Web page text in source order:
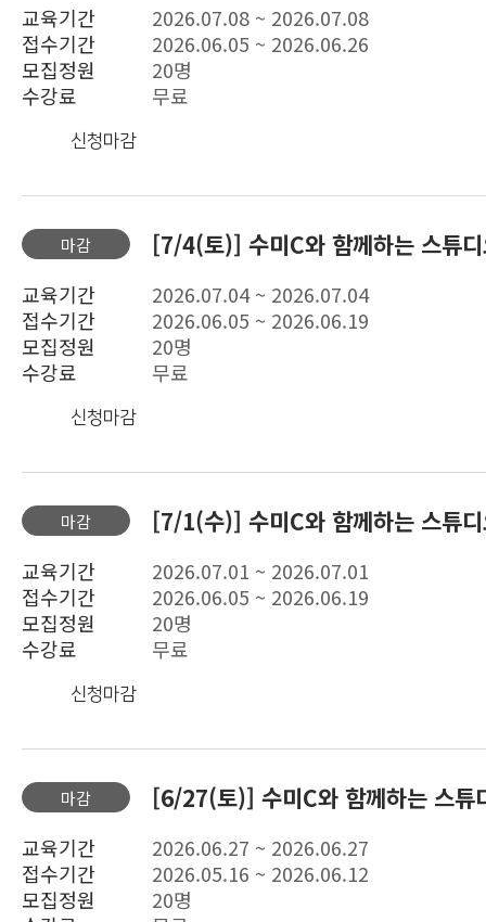
교육기간
2026.07.08 ~ 2026.07.08
접수기간
2026.06.05 ~ 2026.06.26
모집정원
20명
수강료
무료
신청마감
마감 [7/4(토)] 수미C와 함께하는 스튜
교육기간
2026.07.04 ~ 2026.07.04
접수기간
2026.06.05 ~ 2026.06.19
모집정원
20명
수강료
무료
신청마감
마감 [7/1(수)] 수미C와 함께하는 스튜
교육기간
2026.07.01 ~ 2026.07.01
접수기간
2026.06.05 ~ 2026.06.19
모집정원
20명
수강료
무료
신청마감
마감 [6/27(토)] 수미C와 함께하는 스튜
교육기간
2026.06.27 ~ 2026.06.27
접수기간
2026.05.16 ~ 2026.06.12
모집정원
20명